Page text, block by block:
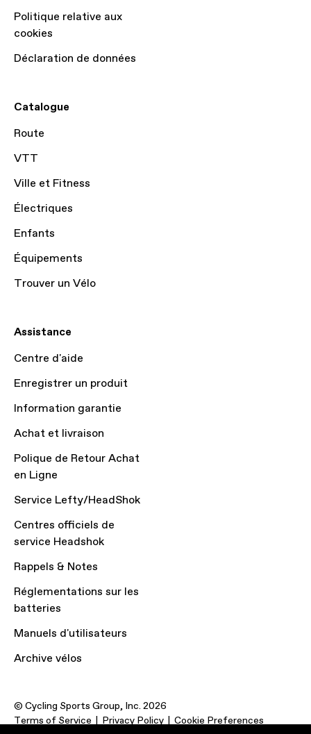
Politique relative aux
cookies
Déclaration de données
Catalogue
Route
VTT
Ville et Fitness
Électriques
Enfants
Équipements
Trouver un Vélo
Assistance
Centre d'aide
Enregistrer un produit
Information garantie
Achat et livraison
Polique de Retour Achat
en Ligne
Service Lefty/HeadShok
Centres officiels de
service Headshok
Rappels & Notes
Réglementations sur les
batteries
Manuels d'utilisateurs
Archive vélos
© Cycling Sports Group, Inc. 2026
Terms of Service
Privacy Policy Cookie Preferences